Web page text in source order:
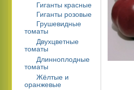
Гиганты красные
Гиганты розовые
Грушевидные
томаты
Двухцветные
томаты
Длинноплодные
томаты
Жёлтые и
оранжевые